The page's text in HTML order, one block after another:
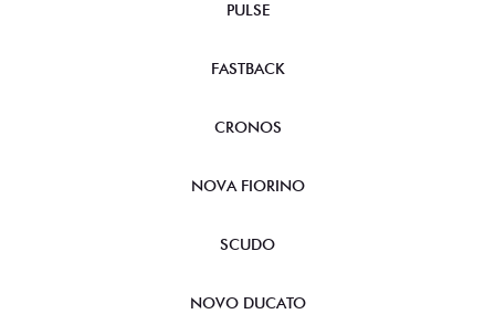
PULSE
FASTBACK
CRONOS
NOVA FIORINO
SCUDO
NOVO DUCATO